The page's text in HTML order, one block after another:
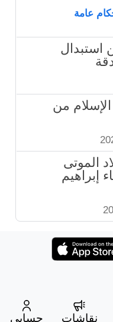
نقاشات حسابي
عامة
استبدال
الإسلام من
الموتى
إبراهيم